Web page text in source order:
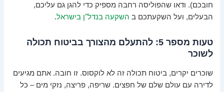
חובכם). ודאו שהפוליסה רחבה מספיק כדי להגן גם עליכם,
הבעלים, ועל השקעתכם ב השקעה בנדל"ן בישראל.
טעות מספר 5: להתעלם מהצורך בביטוח תכולה
לשוכר
שוכרים יקרים, ביטוח תכולה זה לא לוקסוס. זו חובה. אתם מגיעים
לדירה עם עולם שלם של חפצים. שריפה, פריצה, נזקי מים – כל